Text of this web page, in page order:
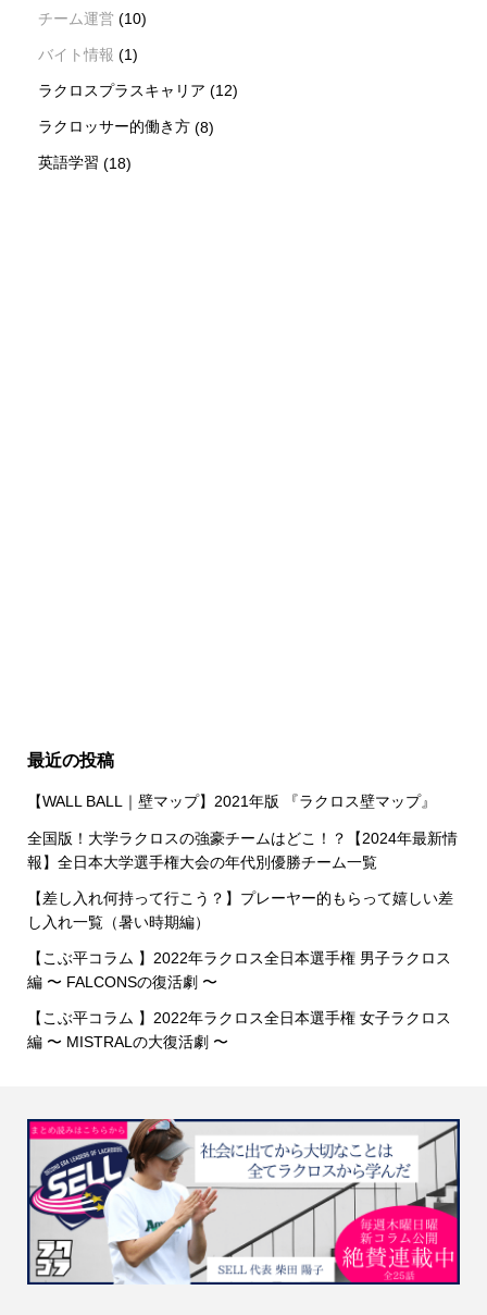
チーム運営 (10)
バイト情報 (1)
ラクロスプラスキャリア (12)
ラクロッサー的働き方 (8)
英語学習 (18)
最近の投稿
【WALL BALL｜壁マップ】2021年版 『ラクロス壁マップ』
全国版！大学ラクロスの強豪チームはどこ！？【2024年最新情
報】全日本大学選手権大会の年代別優勝チーム一覧
【差し入れ何持って行こう？】プレーヤー的もらって嬉しい差
し入れ一覧（暑い時期編）
【こぶ平コラム 】2022年ラクロス全日本選手権 男子ラクロス
編 〜 FALCONSの復活劇 〜
【こぶ平コラム 】2022年ラクロス全日本選手権 女子ラクロス
編 〜 MISTRALの大復活劇 〜